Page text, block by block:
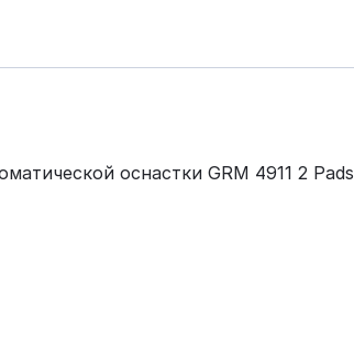
оснастки GRM 4911 2 Pads